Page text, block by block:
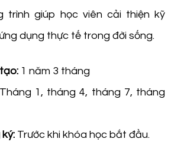
trình giúp học viên cải thiện kỹ
dụng thực tế trong đời sống.
1 năm 3 tháng
Tháng 1, tháng 4, tháng 7, tháng
Trước khi khóa học bắt đầu.